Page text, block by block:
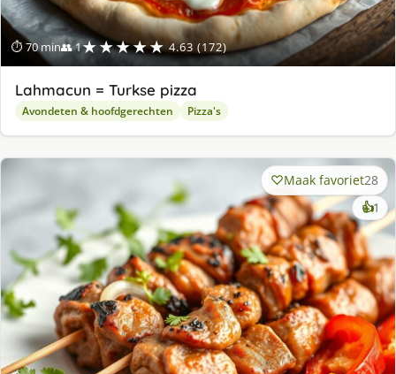
⏱ 70 min👥 1★★★★★ 4.63 (172)
Lahmacun = Turkse pizza
Avondeten & hoofdgerechten Pizza's
Maak favoriet28
👍1